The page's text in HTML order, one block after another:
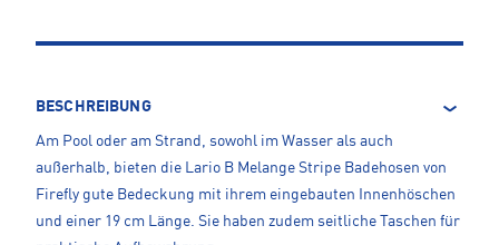
BESCHREIBUNG
Am Pool oder am Strand, sowohl im Wasser als auch
außerhalb, bieten die Lario B Melange Stripe Badehosen von
Firefly gute Bedeckung mit ihrem eingebauten Innenhöschen
und einer 19 cm Länge. Sie haben zudem seitliche Taschen für